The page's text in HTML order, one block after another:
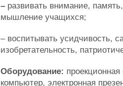
– развивать внимание,
мышление учащихся;
– воспитывать усидчивость,
изобретательность,
Оборудование:
компьютер, электронная